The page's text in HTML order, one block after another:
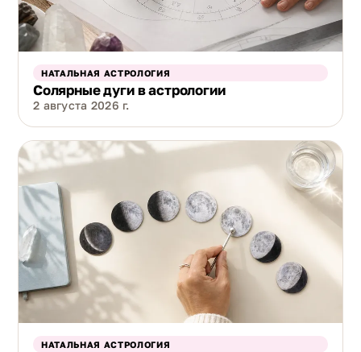
НАТАЛЬНАЯ АСТРОЛОГИЯ
Солярные дуги в астрологии
2 августа 2026 г.
НАТАЛЬНАЯ АСТРОЛОГИЯ